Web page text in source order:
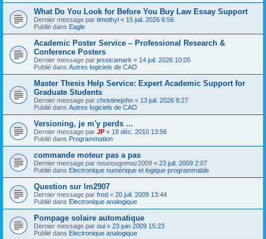
What Do You Look for Before You Buy Law Essay Support
Dernier message par timothyl « 15 juil. 2026 6:56
Publié dans Eagle
Academic Poster Service – Professional Research &
Conference Posters
Dernier message par jessicamark « 14 juil. 2026 10:05
Publié dans Autres logiciels de CAO
Master Thesis Help Service: Expert Academic Support for
Graduate Students
Dernier message par christinejohn « 13 juil. 2026 8:27
Publié dans Autres logiciels de CAO
Versioning, je m'y perds ...
Dernier message par JP « 18 déc. 2010 13:56
Publié dans Programmation
commande moteur pas a pas
Dernier message par nounougomaz2009 « 23 juil. 2009 2:07
Publié dans Electronique numérique et logique programmable
Question sur lm2907
Dernier message par fred « 20 juil. 2009 13:44
Publié dans Electronique analogique
Pompage solaire automatique
Dernier message par oui « 23 juin 2009 15:23
Publié dans Electronique analogique